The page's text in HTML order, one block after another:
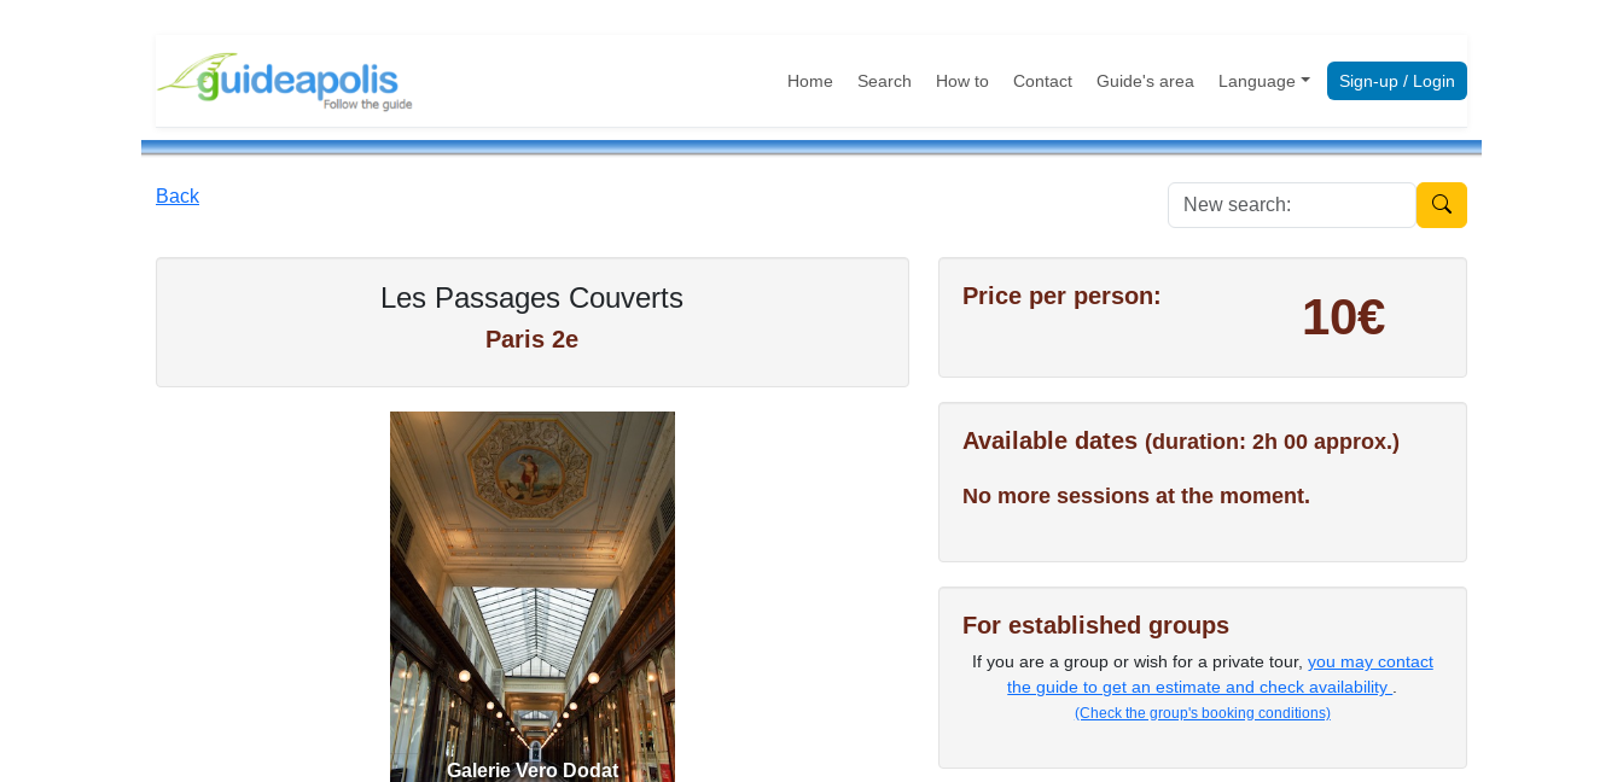
Home Search How to Contact Guide's area Language Sign-up / Login
Back New search:
Les Passages Couverts
Paris 2e
Galerie Vero Dodat
Price per person: 10€
Available dates (duration: 2h 00 approx.)
No more sessions at the moment.
For established groups
If you are a group or wish for a private tour, you may contact
the guide to get an estimate and check availability
(Check the group's booking conditions)